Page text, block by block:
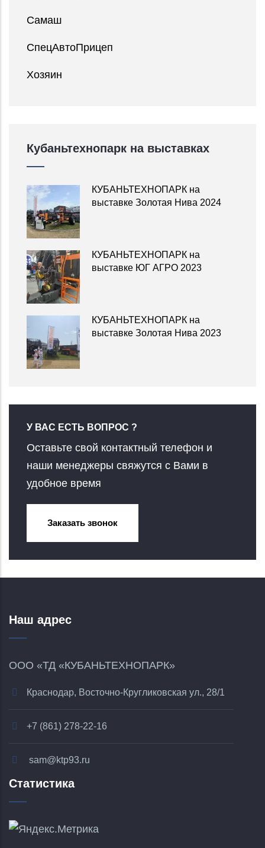
Самаш
СпецАвтоПрицеп
Хозяин
Кубаньтехнопарк на выставках
КУБАНЬТЕХНОПАРК на
выставке Золотая Нива 2024
КУБАНЬТЕХНОПАРК на
выставке ЮГ АГРО 2023
КУБАНЬТЕХНОПАРК на
выставке Золотая Нива 2023
У ВАС ЕСТЬ ВОПРОС ?
Оставьте свой контактный телефон и
наши менеджеры свяжутся с Вами в
удобное время
Заказать звонок
Наш адрес
ООО «ТД «КУБАНЬТЕХНОПАРК»
Краснодар, Восточно-Кругликовская ул., 28/1
+7 (861) 278-22-16
sam@ktp93.ru
Статистика